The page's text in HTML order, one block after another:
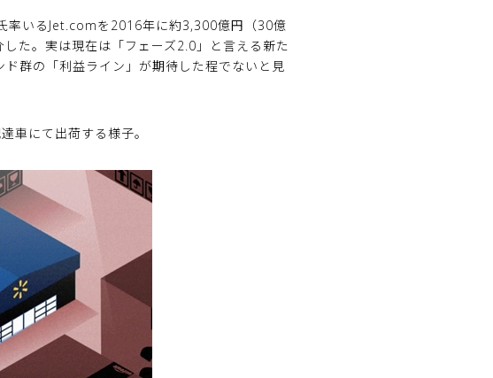
率いるJet.comを2016年に約3,300億円（30億
た。実は現在は「フェーズ2.0」と言える新た
群の「利益ライン」が期待した程でないと見
車にて出荷する様子。